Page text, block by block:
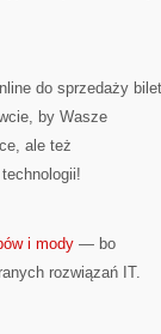
do sprzedaży
by Wasze
ale też
i mody — bo
rozwiązań IT.